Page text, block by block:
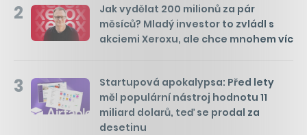
2
Jak vydělat 200 milionů za pár
měsíců? Mladý investor to zvládl s
akciemi Xeroxu, ale chce mnohem víc
3
Startupová apokalypsa: Před lety
měl populární nástroj hodnotu 11
miliard dolarů, teď se prodal za
desetinu